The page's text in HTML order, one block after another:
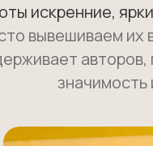
искренние,
вывешиваем их
значимость